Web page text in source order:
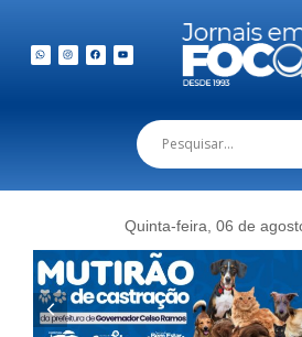
Quinta-feira, 06 de